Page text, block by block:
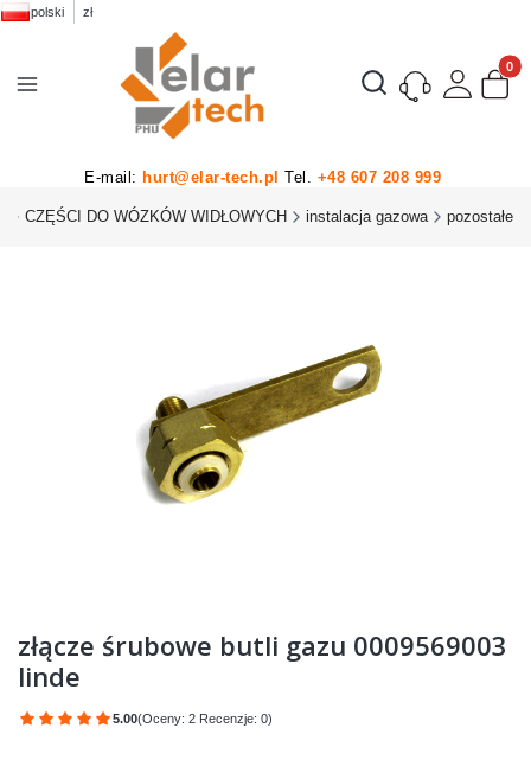
polski zł
Otwórz wyszukiwarkę
E-mail: hurt@elar-tech.pl Tel. +48 607 208 999
CZĘŚCI DO WÓZKÓW WIDŁOWYCH instalacja gazowa pozostałe
złącze śrubowe butli gazu 0009569003
linde
5.00(Oceny: 2 Recenzje: 0)
Przejdź do sekcji Opinie